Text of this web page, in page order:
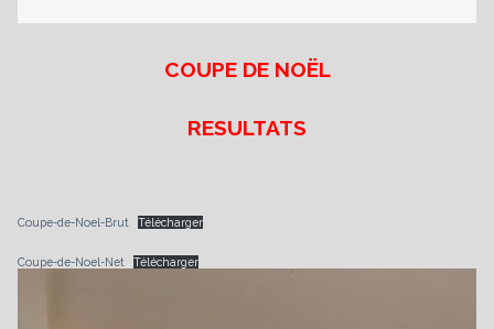
COUPE DE NOËL
RESULTATS
Coupe-de-Noel-Brut Télécharger
Coupe-de-Noel-Net Télécharger